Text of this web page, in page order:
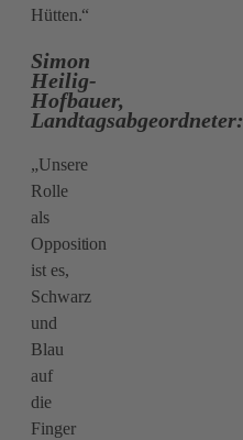
Hütten.“
Simon
Heilig-
Hofbauer,
Landtagsabgeordneter:
„Unsere
Rolle
als
Opposition
ist es,
Schwarz
und
Blau
auf
die
Finger